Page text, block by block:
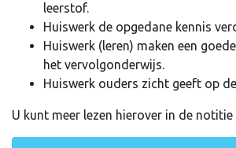
leerstof.
Huiswerk de opgedane kennis
Huiswerk (leren) maken een
het vervolgonderwijs.
Huiswerk ouders zicht geeft op
U kunt meer lezen hierover in de